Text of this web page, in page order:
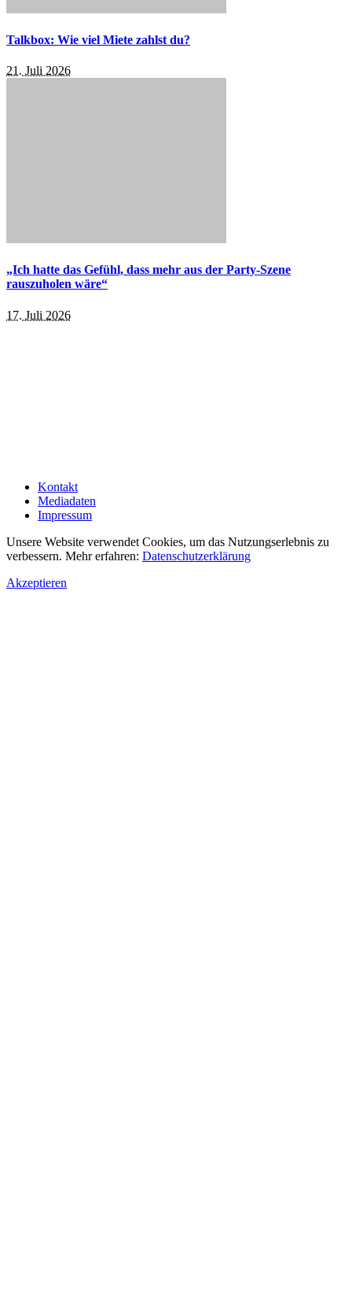
Talkbox: Wie viel Miete zahlst du?
21. Juli 2026
„Ich hatte das Gefühl, dass mehr aus der Party-Szene
rauszuholen wäre“
17. Juli 2026
Kontakt
Mediadaten
Impressum
Unsere Website verwendet Cookies, um das Nutzungserlebnis zu
verbessern. Mehr erfahren: Datenschutzerklärung
Akzeptieren